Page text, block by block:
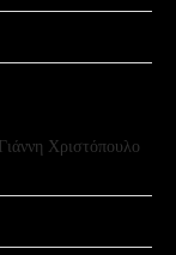
Χριστόπουλο